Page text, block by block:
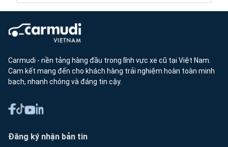
Carmudi - nền tảng hàng đầu trong lĩnh vực xe cũ tại Việt Nam.
Cam kết mang đến cho khách hàng trải nghiệm hoàn toàn minh
bạch, nhanh chóng và đáng tin cậy.
Đăng ký nhận bản tin